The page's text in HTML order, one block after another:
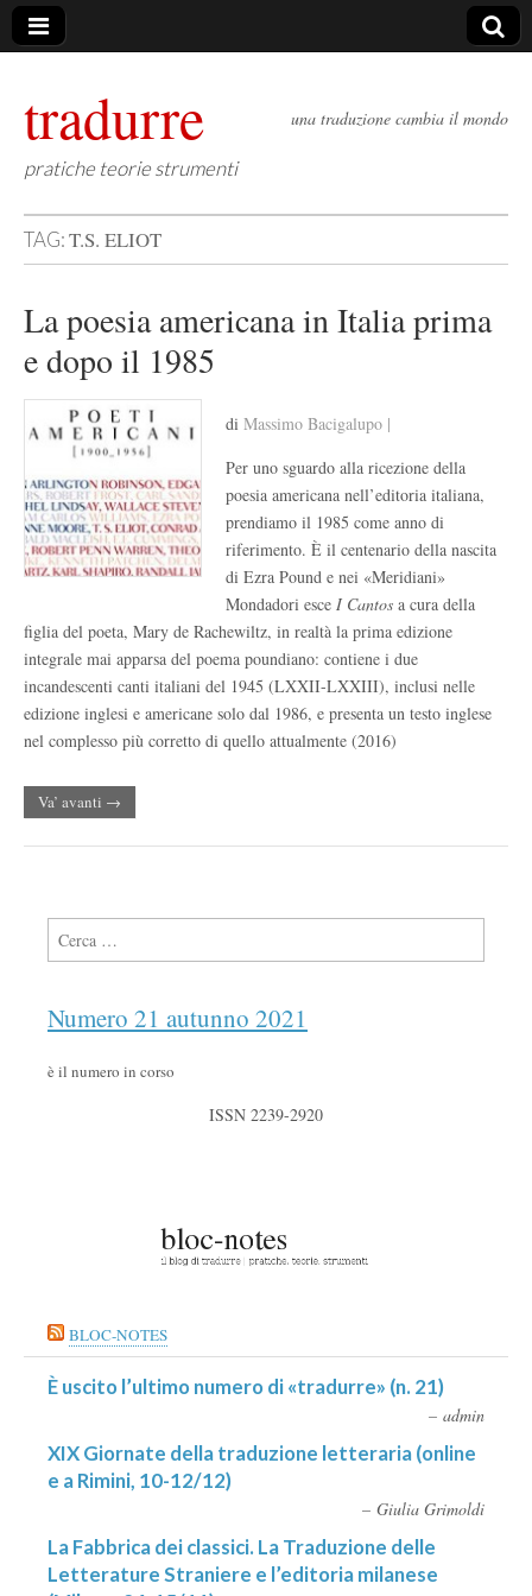
tradurre
pratiche teorie strumenti
una traduzione cambia il mondo
TAG:T.S. ELIOT
La poesia americana in Italia prima
e dopo il 1985
di Massimo Bacigalupo |
Per uno sguardo alla ricezione della
poesia americana nell’editoria italiana,
prendiamo il 1985 come anno di
riferimento. È il centenario della nascita
di Ezra Pound e nei «Meridiani»
Mondadori esce I Cantos a cura della
figlia del poeta, Mary de Rachewiltz, in realtà la prima edizione
integrale mai apparsa del poema poundiano: contiene i due
incandescenti canti italiani del 1945 (LXXII-LXXIII), inclusi nelle
edizione inglesi e americane solo dal 1986, e presenta un testo inglese
nel complesso più corretto di quello attualmente (2016)
Va’ avanti →
Ricerca per:
Numero 21 autunno 2021
è il numero in corso
ISSN 2239-2920
BLOC-NOTES
È uscito l’ultimo numero di «tradurre» (n. 21)
admin
XIX Giornate della traduzione letteraria (online
e a Rimini, 10-12/12)
Giulia Grimoldi
La Fabbrica dei classici. La Traduzione delle
Letterature Straniere e l’editoria milanese